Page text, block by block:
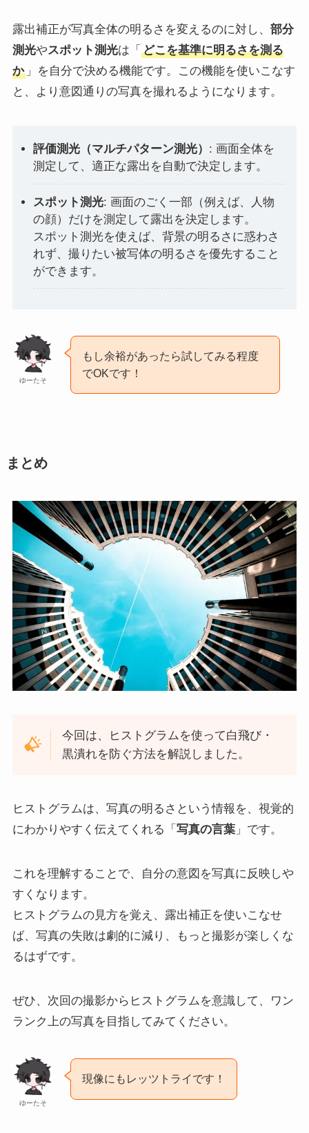
露出補正が写真全体の明るさを変えるのに対し、 部分
測光やスポット測光は「 どこを基準に明るさを測る
か」を自分で決める機能です。この機能を使いこなす
と、より意図通りの写真を撮れるようになります。
評価測光（マルチパターン測光） : 画面全体を
測定して、適正な露出を自動で決定します。
スポット測光: 画面のごく一部（例えば、人物
の顔）だけを測定して露出を決定します。
スポット測光を使えば、背景の明るさに惑わさ
れず、撮りたい被写体の明るさを優先すること
ができます。
ゆーたそ
もし余裕があったら試してみる程度
でOKです！
まとめ
今回は、ヒストグラムを使って白飛び・
黒潰れを防ぐ方法を解説しました。
ヒストグラムは、写真の明るさという情報を、視覚的
にわかりやすく伝えてくれる「 写真の言葉」です。
これを理解することで、自分の意図を写真に反映しや
すくなります。
ヒストグラムの見方を覚え、露出補正を使いこなせ
ば、写真の失敗は劇的に減り、もっと撮影が楽しくな
るはずです。
ぜひ、次回の撮影からヒストグラムを意識して、ワン
ランク上の写真を目指してみてください。
ゆーたそ
現像にもレッツトライです！